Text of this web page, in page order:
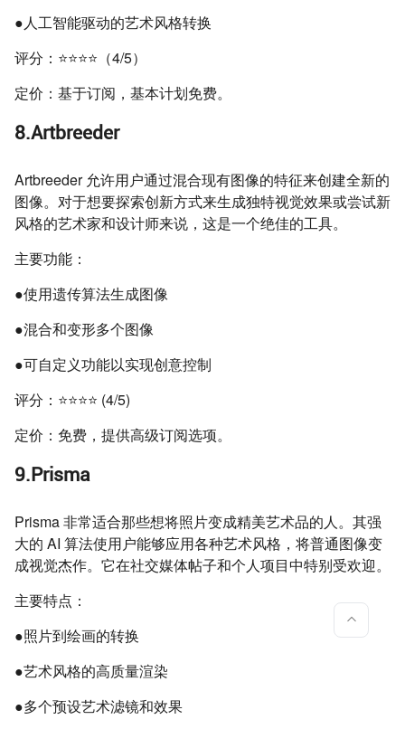
●人工智能驱动的艺术风格转换
评分：⭐⭐⭐⭐（4/5）
定价：基于订阅，基本计划免费。
8.Artbreeder
Artbreeder 允许用户通过混合现有图像的特征来创建全新的
图像。对于想要探索创新方式来生成独特视觉效果或尝试新
风格的艺术家和设计师来说，这是一个绝佳的工具。
主要功能：
●使用遗传算法生成图像
●混合和变形多个图像
●可自定义功能以实现创意控制
评分：⭐⭐⭐⭐ (4/5)
定价：免费，提供高级订阅选项。
9.Prisma
Prisma 非常适合那些想将照片变成精美艺术品的人。其强
大的 AI 算法使用户能够应用各种艺术风格，将普通图像变
成视觉杰作。它在社交媒体帖子和个人项目中特别受欢迎。
主要特点：
●照片到绘画的转换
●艺术风格的高质量渲染
●多个预设艺术滤镜和效果